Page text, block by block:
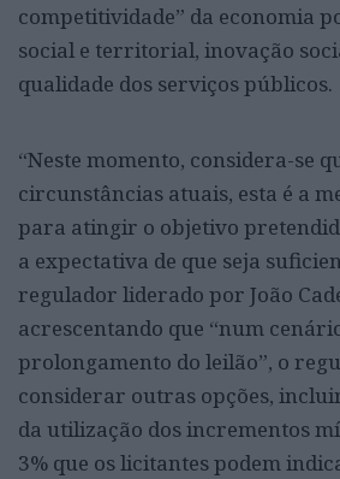
competitividade” da economia
social e territorial, inovação
qualidade dos serviços públicos.
“Neste momento, considera-se
circunstâncias atuais, esta é a
para atingir o objetivo
a expectativa de que seja
regulador liderado por João
acrescentando que “num
prolongamento do leilão”, o
considerar outras opções,
da utilização dos incrementos
3% que os licitantes podem